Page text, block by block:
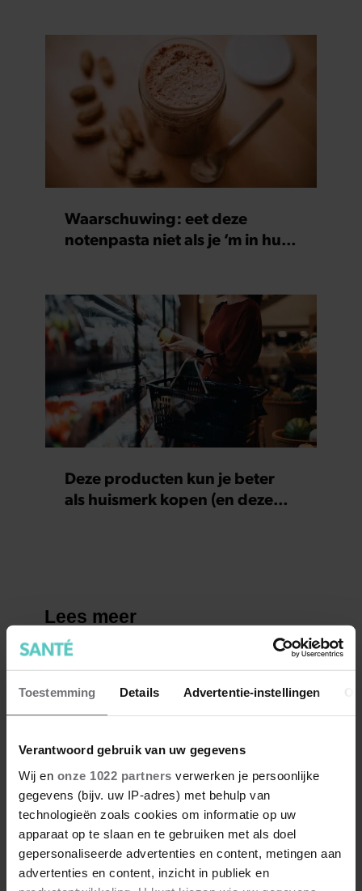
Toestemming Details Advertentie-instellingen
Verantwoord gebruik van uw gegevens
Wij en onze 1022 partners verwerken je persoonlijke
gegevens (bijv. uw IP-adres) met behulp van
technologieën zoals cookies om informatie op uw
apparaat op te slaan en te gebruiken met als doel
gepersonaliseerde advertenties en content, metingen aan
advertenties en content, inzicht in publiek en
Waarschuwing: eet deze
notenpasta niet als je ‘m in huis
Deze producten kun je beter
als huismerk kopen (en deze